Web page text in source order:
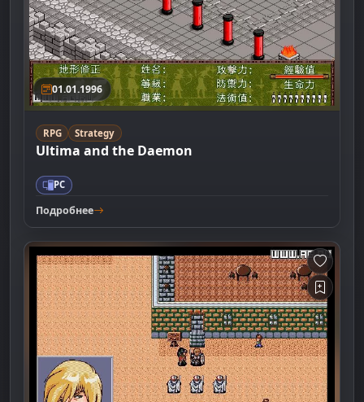
01.01.1996
RPG Strategy
Ultima and the Daemon
PC
Подробнее